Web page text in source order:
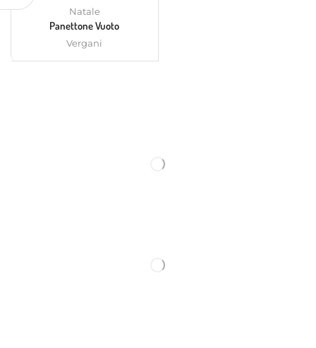
Natale
Panettone Vuoto
Vergani